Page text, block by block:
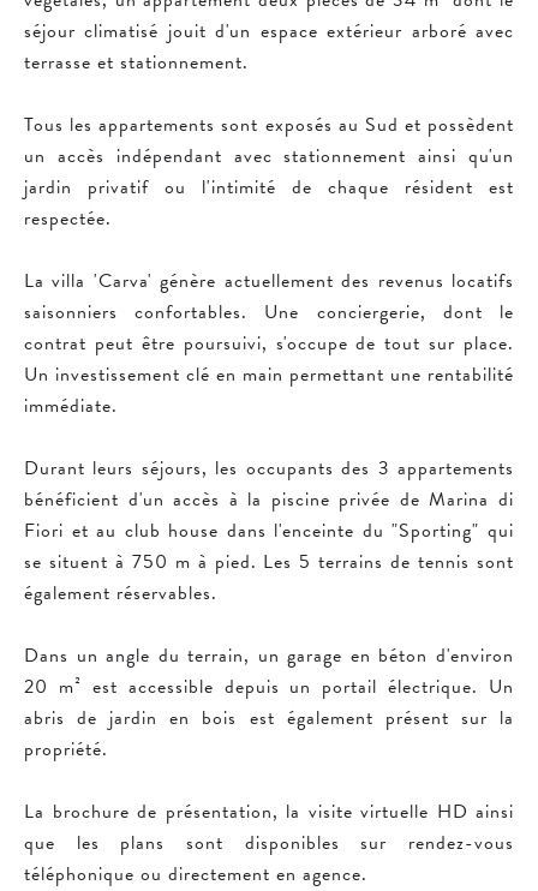
séjour climatisé jouit d'un espace extérieur arboré avec
terrasse et stationnement.
Tous les appartements sont exposés au Sud et possèdent
un accès indépendant avec stationnement ainsi qu'un
jardin privatif ou l'intimité de chaque résident est
respectée.
La villa 'Carva' génère actuellement des revenus locatifs
saisonniers confortables. Une conciergerie, dont le
contrat peut être poursuivi, s'occupe de tout sur place.
Un investissement clé en main permettant une rentabilité
immédiate.
Durant leurs séjours, les occupants des 3 appartements
bénéficient d'un accès à la piscine privée de Marina di
Fiori et au club house dans l'enceinte du "Sporting" qui
se situent à 750 m à pied. Les 5 terrains de tennis sont
également réservables.
Dans un angle du terrain, un garage en béton d'environ
20 m² est accessible depuis un portail électrique. Un
abris de jardin en bois est également présent sur la
propriété.
La brochure de présentation, la visite virtuelle HD ainsi
que les plans sont disponibles sur rendez-vous
téléphonique ou directement en agence.